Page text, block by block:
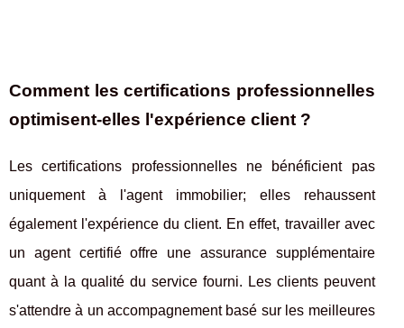
Comment les certifications professionnelles
optimisent-elles l'expérience client ?
Les certifications professionnelles ne bénéficient pas
uniquement à l'agent immobilier; elles rehaussent
également l'expérience du client. En effet, travailler avec
un agent certifié offre une assurance supplémentaire
quant à la qualité du service fourni. Les clients peuvent
s'attendre à un accompagnement basé sur les meilleures